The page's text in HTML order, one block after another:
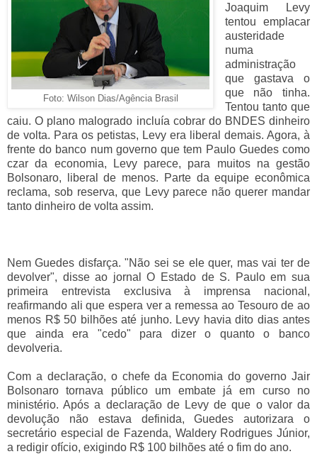
Foto: Wilson Dias/Agência Brasil
Joaquim Levy
tentou emplacar
austeridade
numa
administração
que gastava o
que não tinha.
Tentou tanto que
caiu. O plano malogrado incluía cobrar do BNDES dinheiro
de volta. Para os petistas, Levy era liberal demais. Agora, à
frente do banco num governo que tem Paulo Guedes como
czar da economia, Levy parece, para muitos na gestão
Bolsonaro, liberal de menos. Parte da equipe econômica
reclama, sob reserva, que Levy parece não querer mandar
tanto dinheiro de volta assim.
Nem Guedes disfarça. "Não sei se ele quer, mas vai ter de
devolver", disse ao jornal O Estado de S. Paulo em sua
primeira entrevista exclusiva à imprensa nacional,
reafirmando ali que espera ver a remessa ao Tesouro de ao
menos R$ 50 bilhões até junho. Levy havia dito dias antes
que ainda era "cedo" para dizer o quanto o banco
devolveria.
Com a declaração, o chefe da Economia do governo Jair
Bolsonaro tornava público um embate já em curso no
ministério. Após a declaração de Levy de que o valor da
devolução não estava definida, Guedes autorizara o
secretário especial de Fazenda, Waldery Rodrigues Júnior,
a redigir ofício, exigindo R$ 100 bilhões até o fim do ano.